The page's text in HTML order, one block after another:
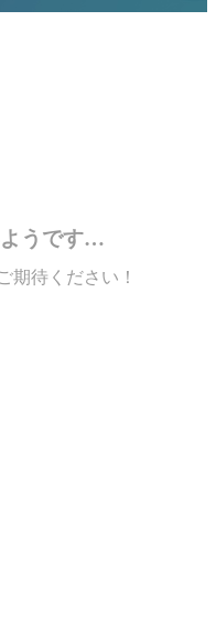
ようです…
期待ください！